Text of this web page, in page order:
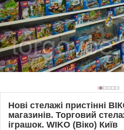
Нові стелажі пристінні
магазинів. Торговий
іграшок. WIKO (Віко) Київ